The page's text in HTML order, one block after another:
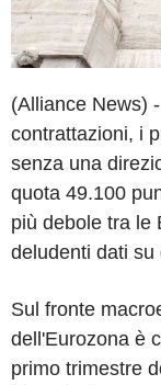
(Alliance News)
contrattazioni, i
senza una
quota 49.100
più debole tra le
deludenti dati su
Sul fronte
dell'Eurozona è
primo trimestre